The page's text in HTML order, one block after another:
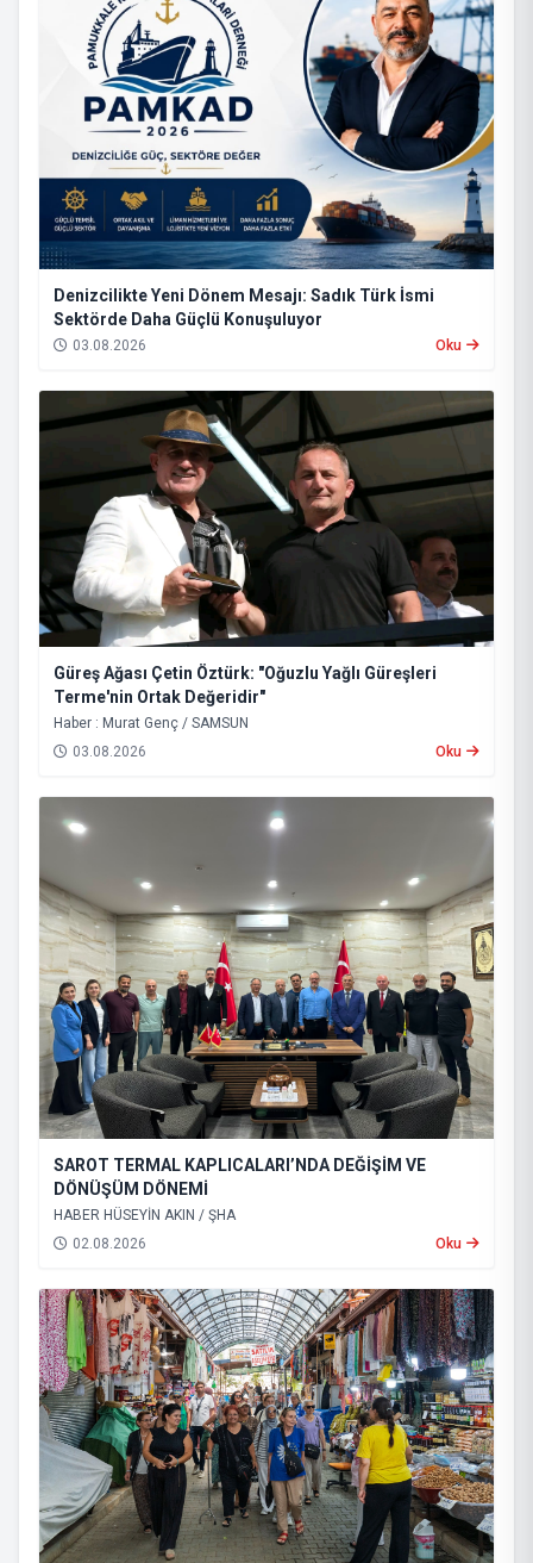
Denizcilikte Yeni Dönem Mesajı: Sadık Türk İsmi
Sektörde Daha Güçlü Konuşuluyor
03.08.2026 Oku
Güreş Ağası Çetin Öztürk: "Oğuzlu Yağlı Güreşleri
Terme'nin Ortak Değeridir"
Haber : Murat Genç / SAMSUN
03.08.2026
Oku
SAROT TERMAL KAPLICALARI’NDA DEĞİŞİM VE
DÖNÜŞÜM DÖNEMİ
HABER HÜSEYİN AKIN / ŞHA
02.08.2026
Oku